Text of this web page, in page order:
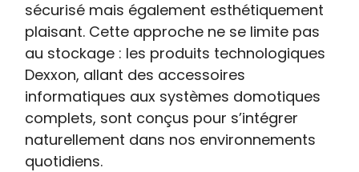
sécurisé mais également esthétiquement
plaisant. Cette approche ne se limite pas
au stockage : les produits technologiques
Dexxon, allant des accessoires
informatiques aux systèmes domotiques
complets, sont conçus pour s’intégrer
naturellement dans nos environnements
quotidiens.